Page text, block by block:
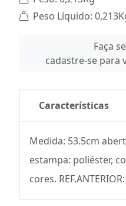
Peso Líquido:
Faça
cadastre-se para
Características
Medida: 53.5cm
estampa: poliéster,
cores.